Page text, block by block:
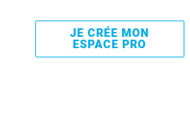
JE CRÉE MON
ESPACE PRO